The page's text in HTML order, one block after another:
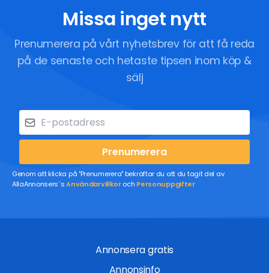
Missa inget nytt
Prenumerera på vårt nyhetsbrev för att få reda
på de senaste och hetaste tipsen inom köp &
sälj
Prenumerera
Genom att klicka på "Prenumerera" bekräftar du att du tagit del av
AllaAnnonsers´sAnvändarvillkoroch Personuppgifter
Annonsera gratis
Annonsinfo